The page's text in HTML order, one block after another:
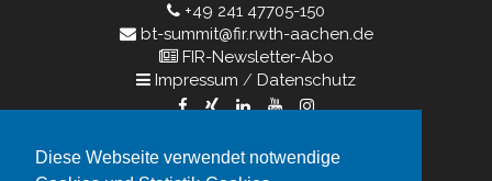
Diese Webseite verwendet notwendige
+49 241 47705-150
bt-summit@fir.rwth-aachen.de
FIR-Newsletter-Abo
Impressum / Datenschutz
Veranstalter: